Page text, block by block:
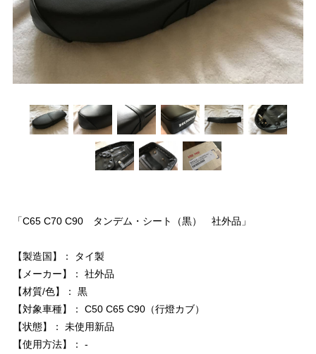
「C65 C70 C90 タンデム・シート（黒） 社外品」
【製造国】： タイ製
【メーカー】： 社外品
【材質/色】： 黒
【対象車種】： C50 C65 C90（行燈カブ）
【状態】： 未使用新品
【使用方法】： -